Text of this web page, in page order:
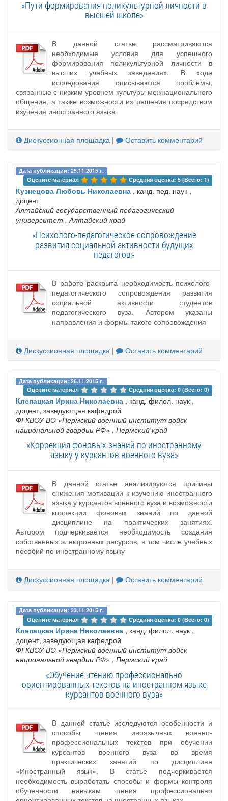
«Пути формирования поликультурной личности в
высшей школе»
В данной статье рассматриваются
необходимые условия для успешного
формирования поликультурной личности в
высших учебных заведениях. В ходе
исследования описываются проблемы,
связанные с низким уровнем культуры межнационального
общения, а также возможности их решения посредством
изучения иностранного языка
Дискуссионная площадка | Оставить комментарий
Дата публикации: 25.11.2015 г.
Оцените материал
Средняя оценка: 5 (Всего: 1)
Кузнецова Любовь Николаевна , канд. пед. наук ,
доцент
Алтайский государственный педагогический
университет , Алтайский край
«Психолого-педагогическое сопровождение
развития социальной активности будущих
педагогов»
В работе раскрыта необходимость психолого-
педагогического сопровождения развития
социальной активности студентов
педагогического вуза. Автором указаны
направления и формы такого сопровождения
Дискуссионная площадка | Оставить комментарий
Дата публикации: 26.11.2015 г.
Оцените материал
Средняя оценка: 0 (Всего: 0)
Клепацкая Ирина Николаевна , канд. филол. наук ,
доцент, заведующая кафедрой
ФГКВОУ ВО «Пермский военный институт войск
национальной гвардии РФ» , Пермский край
«Коррекция фоновых знаний по иностранному
языку у курсантов военного вуза»
В данной статье анализируются причины
снижения мотивации к изучению иностранного
языка у курсантов военного вуза и возможности
коррекции фоновых знаний по данной
дисциплине на практических занятиях.
Автором подчеркивается необходимость создания
собственных электронных ресурсов, в том числе учебных
пособий по иностранному языку
Дискуссионная площадка | Оставить комментарий
Дата публикации: 23.11.2015 г.
Оцените материал
Средняя оценка: 0 (Всего: 0)
Клепацкая Ирина Николаевна , канд. филол. наук ,
доцент, заведующая кафедрой
ФГКВОУ ВО «Пермский военный институт войск
национальной гвардии РФ» , Пермский край
«Обучение чтению профессионально
ориентированных текстов на иностранном языке
курсантов военного вуза»
В данной статье исследуются особенности и
способы чтения иноязычных военно-
профессиональных текстов при обучении
курсантов военного вуза во время
практических занятий по дисциплине
«Иностранный язык». В статье подчеркивается
необходимость выработать способы и формы контроля
обученности навыкам чтения профессионально